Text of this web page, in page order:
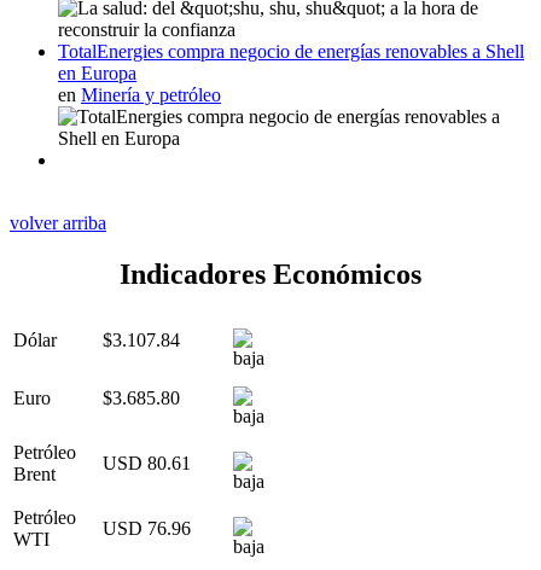
TotalEnergies compra negocio de energías renovables a Shell
en Europa
en Minería y petróleo
volver arriba
Indicadores Económicos
Dólar $3.107.84
Euro $3.685.80
Petróleo
Brent
USD 80.61
Petróleo
WTI
USD 76.96